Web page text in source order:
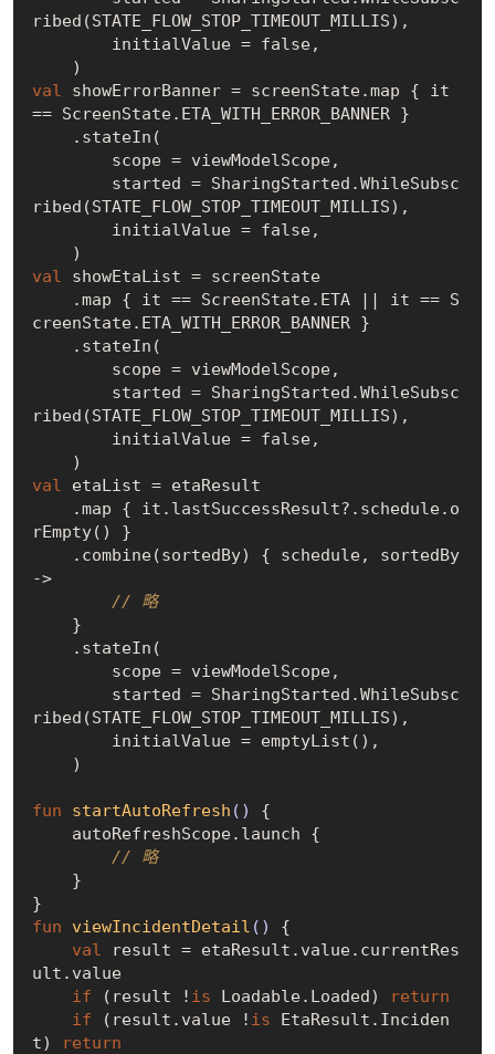
ribed(STATE_FLOW_STOP_TIMEOUT_MILLIS),
        initialValue =
false,
val showErrorBanner = screenState.map { it
== ScreenState.ETA_WITH_ERROR_BANNER }
ribed(STATE_FLOW_STOP_TIMEOUT_MILLIS),
        initialValue =
false,
val showEtaList = screenState
creenState.ETA_WITH_ERROR_BANNER }
ribed(STATE_FLOW_STOP_TIMEOUT_MILLIS),
        initialValue =
false,
val etaList = etaResult
rEmpty() }
->
// 略
ribed(STATE_FLOW_STOP_TIMEOUT_MILLIS),
fun startAutoRefresh ()
{
// 略
fun
viewIncidentDetail ()
{
val result = etaResult.value.currentRes
ult.value
if (result ! is Loadable.Loaded)
return
if (result.value ! is EtaResult.Inciden
t)
return